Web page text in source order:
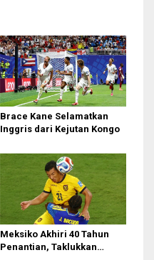
Brace Kane Selamatkan
Inggris dari Kejutan Kongo
Meksiko Akhiri 40 Tahun
Penantian, Taklukkan